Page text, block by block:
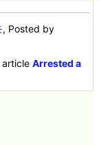
, Posted by
articleArrested a